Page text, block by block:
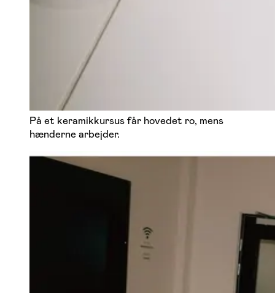
På et keramikkursus får hovedet ro, mens
hænderne arbejder.